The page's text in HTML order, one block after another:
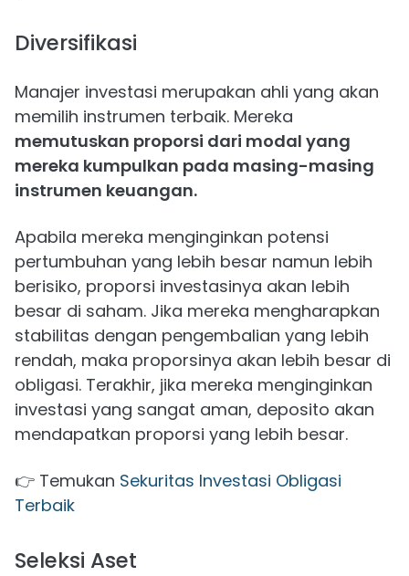
Diversifikasi
Manajer investasi merupakan ahli yang akan
memilih instrumen terbaik. Mereka
memutuskan proporsi dari modal yang
mereka kumpulkan pada masing-masing
instrumen keuangan.
Apabila mereka menginginkan potensi
pertumbuhan yang lebih besar namun lebih
berisiko, proporsi investasinya akan lebih
besar di saham. Jika mereka mengharapkan
stabilitas dengan pengembalian yang lebih
rendah, maka proporsinya akan lebih besar di
obligasi. Terakhir, jika mereka menginginkan
investasi yang sangat aman, deposito akan
mendapatkan proporsi yang lebih besar.
👉 Temukan Sekuritas Investasi Obligasi
Terbaik
Seleksi Aset